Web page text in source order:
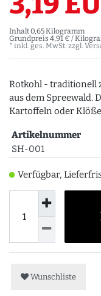
Inhalt0,65Kilogramm
Grundpreis 4,91 € /
* inkl. ges. MwSt. zzgl.
Rotkohl - traditionell
aus dem Spreewald.
Kartoffeln oder
Artikelnummer
SH-001
Verfügbar,
Wunschliste